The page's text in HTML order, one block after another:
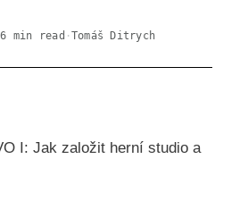
6 min read ·Tomáš Ditrych
I: Jak založit herní studio a